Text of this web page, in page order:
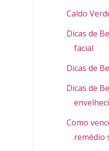
Caldo
Dicas de
facial
Dicas de
Dicas de
Como
remédio